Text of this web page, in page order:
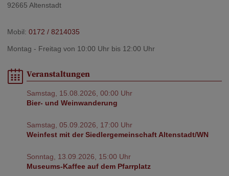
92665 Altenstadt
Mobil: 0172 / 8214035
Montag - Freitag von 10:00 Uhr bis 12:00 Uhr
Veranstaltungen
Samstag, 15.08.2026, 00:00 Uhr
Bier- und Weinwanderung
Samstag, 05.09.2026, 17:00 Uhr
Weinfest mit der Siedlergemeinschaft Altenstadt/WN
Sonntag, 13.09.2026, 15:00 Uhr
Museums-Kaffee auf dem Pfarrplatz